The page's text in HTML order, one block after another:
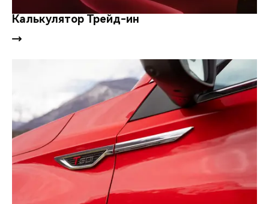
CHERY ДЛЯ ДЕТЕЙ
Калькулятор Трейд-ин